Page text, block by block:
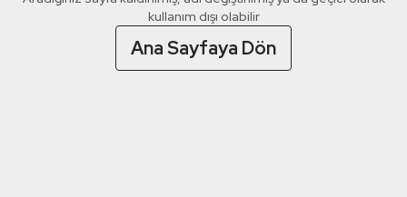
kullanım dışı olabilir
Ana Sayfaya Dön